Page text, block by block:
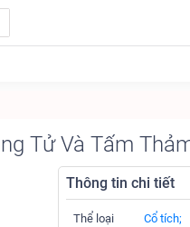
Tử Và Tấm
Thông tin chi tiết
Thể loại
Cổ tích;